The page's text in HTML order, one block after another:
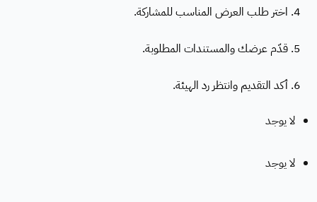
4. اختر طلب العرض المناسب للمشاركة.
5. قدّم عرضك والمستندات المطلوبة.
6. أكد التقديم وانتظر رد الهيئة.
لا يوجد
لا يوجد